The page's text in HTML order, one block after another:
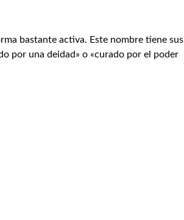
bastante activa. Este nombre tiene sus
por una deidad» o «curado por el poder